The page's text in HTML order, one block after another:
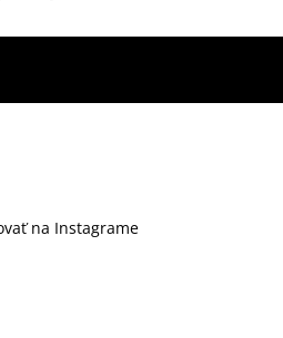
s
na Instagrame